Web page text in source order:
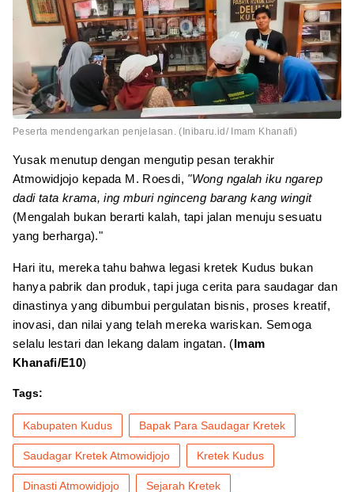
Peserta mendengarkan penjelasan. (Inibaru.id/ Imam Khanafi)
Yusak menutup dengan mengutip pesan terakhir
Atmowidjojo kepada M. Roesdi, "Wong ngalah iku ngarep
dadi tata krama, ing mburi nginceng barang kang wingit
(Mengalah bukan berarti kalah, tapi jalan menuju sesuatu
yang berharga)."
Hari itu, mereka tahu bahwa legasi kretek Kudus bukan
hanya pabrik dan produk, tapi juga cerita para saudagar dan
dinastinya yang dibumbui pergulatan bisnis, proses kreatif,
inovasi, dan nilai yang telah mereka wariskan. Semoga
selalu lestari dan lekang dalam ingatan. (Imam
Khanafi/E10)
Tags:
Kabupaten Kudus Bapak Para Saudagar Kretek
Saudagar Kretek Atmowidjojo Kretek Kudus
Dinasti Atmowidjojo Sejarah Kretek